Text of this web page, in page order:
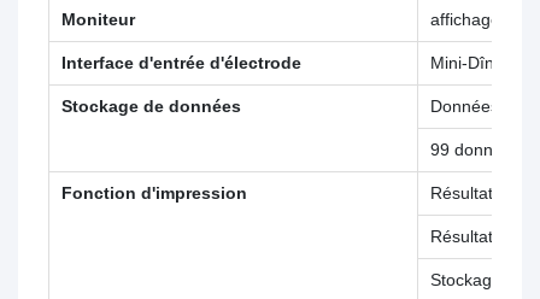
Moniteur affichage LCD
Interface d'entrée d'électrode Mini-Dîner
Stockage de données Données
99 données
Fonction d'impression Résultats de
Résultats
Stockage de